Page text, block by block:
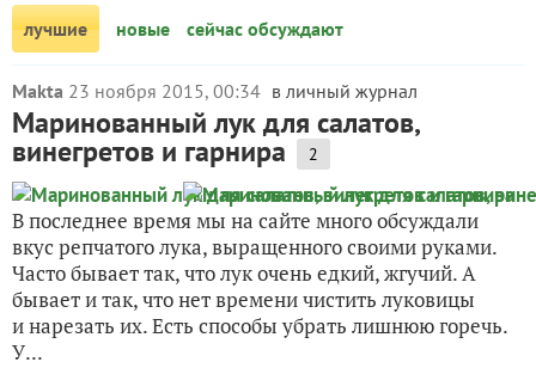
лучшие
новые сейчас обсуждают
Makta 23 ноября 2015, 00:34 в личный журнал
Маринованный лук для салатов,
винегретов и гарнира 2
В последнее время мы на сайте много обсуждали
вкус репчатого лука, выращенного своими руками.
Часто бывает так, что лук очень едкий, жгучий. А
бывает и так, что нет времени чистить луковицы
и нарезать их. Есть способы убрать лишнюю горечь.
У...